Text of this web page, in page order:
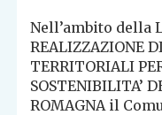
Nell’ambito della
REALIZZAZIONE
TERRITORIALI
SOSTENIBILITA’
ROMAGNA il